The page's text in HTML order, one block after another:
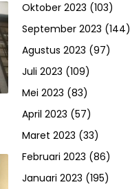
Oktober 2023 (103)
September 2023 (144)
Agustus 2023 (97)
Juli 2023 (109)
Mei 2023 (83)
April 2023 (57)
Maret 2023 (33)
Februari 2023 (86)
Januari 2023 (195)